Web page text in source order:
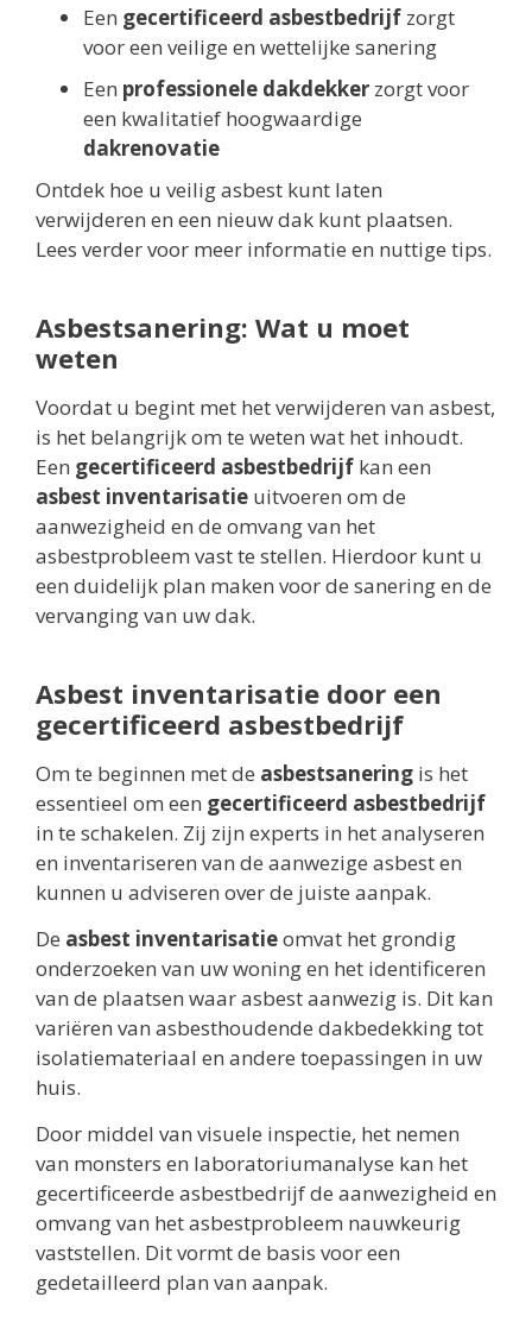
Een gecertificeerd asbestbedrijf zorgt
voor een veilige en wettelijke sanering
Een professionele dakdekker zorgt voor
een kwalitatief hoogwaardige
dakrenovatie
Ontdek hoe u veilig asbest kunt laten
verwijderen en een nieuw dak kunt plaatsen.
Lees verder voor meer informatie en nuttige tips.
Asbestsanering: Wat u moet
weten
Voordat u begint met het verwijderen van asbest,
is het belangrijk om te weten wat het inhoudt.
Een gecertificeerd asbestbedrijf kan een
asbest inventarisatie uitvoeren om de
aanwezigheid en de omvang van het
asbestprobleem vast te stellen. Hierdoor kunt u
een duidelijk plan maken voor de sanering en de
vervanging van uw dak.
Asbest inventarisatie door een
gecertificeerd asbestbedrijf
Om te beginnen met de asbestsanering is het
essentieel om een gecertificeerd asbestbedrijf
in te schakelen. Zij zijn experts in het analyseren
en inventariseren van de aanwezige asbest en
kunnen u adviseren over de juiste aanpak.
De asbest inventarisatieomvat het grondig
onderzoeken van uw woning en het identificeren
van de plaatsen waar asbest aanwezig is. Dit kan
variëren van asbesthoudende dakbedekking tot
isolatiemateriaal en andere toepassingen in uw
huis.
Door middel van visuele inspectie, het nemen
van monsters en laboratoriumanalyse kan het
gecertificeerde asbestbedrijf de aanwezigheid en
omvang van het asbestprobleem nauwkeurig
vaststellen. Dit vormt de basis voor een
gedetailleerd plan van aanpak.